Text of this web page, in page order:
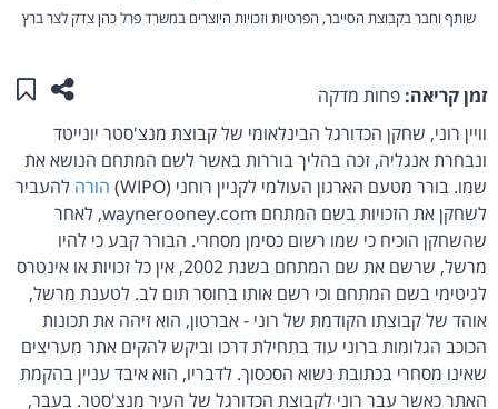
שותף וחבר בקבוצת הסייבר, הפרטיות וזכויות היוצרים במשרד פרל כהן צדק לצר ברץ
זמן קריאה: פחות מדקה שתפו
וויין רוני, שחקן הכדורגל הבינלאומי של קבוצת מנצ'סטר יונייטד
ונבחרת אנגליה, זכה בהליך בוררות באשר לשם המתחם הנושא את
שמו. בורר מטעם הארגון העולמי לקניין רוחני (WIPO)
הורה להעביר
לשחקן את הזכויות בשם המתחם waynerooney.com, לאחר
שהשחקן הוכיח כי שמו רשום כסימן מסחרי. הבורר קבע כי להיו
מרשל, שרשם את שם המתחם בשנת 2002, אין כל זכויות או אינטרס
לגיטימי בשם המתחם וכי רשם אותו בחוסר תום לב. לטענת מרשל,
אוהד של קבוצתו הקודמת של רוני - אברטון, הוא זיהה את תכונות
הכוכב הגלומות ברוני עוד בתחילת דרכו וביקש להקים אתר מעריצים
שאינו מסחרי בכתובת נשוא הסכסוך. לדבריו, הוא איבד עניין בהקמת
האתר כאשר עבר רוני לקבוצת הכדורגל של העיר מנצ'סטר. בעבר,